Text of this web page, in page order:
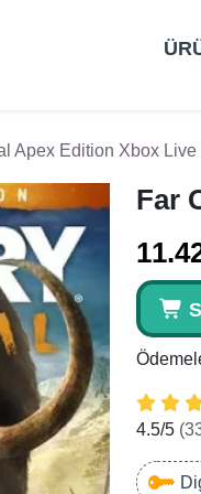
Apex Edition Xbox
Far
4.5/5 (